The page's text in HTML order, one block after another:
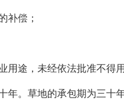
补偿；
用途，未经依法批准不得
年。草地的承包期为三十